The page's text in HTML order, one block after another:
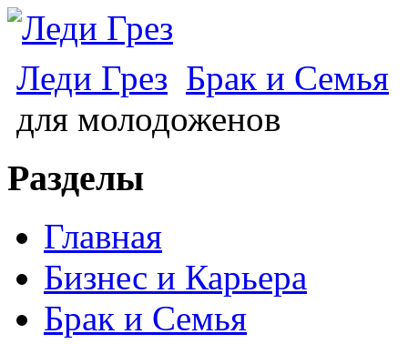
Леди Грез Брак и Семья
для молодоженов
Разделы
Главная
Бизнес и Карьера
Брак и Семья